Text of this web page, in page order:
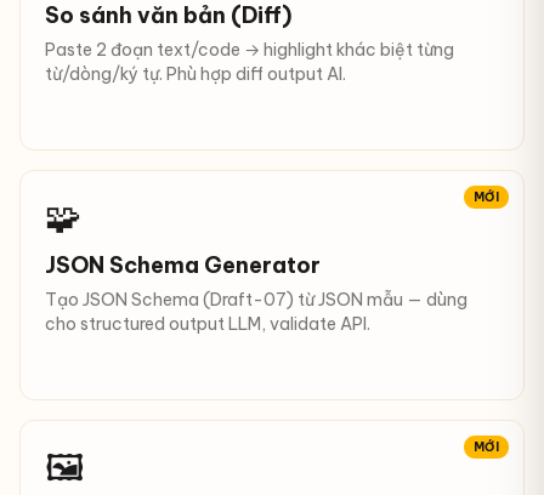
So sánh văn bản (Diff)
Paste 2 đoạn text/code → highlight khác biệt từng
từ/dòng/ký tự. Phù hợp diff output AI.
MỚI
🧩
JSON Schema Generator
Tạo JSON Schema (Draft-07) từ JSON mẫu — dùng
cho structured output LLM, validate API.
MỚI
🖼️